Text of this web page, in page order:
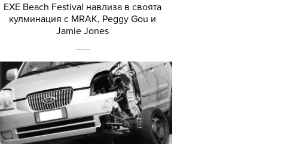
EXE Beach Festival навлиза в своята
кулминация с MRAK, Peggy Gou и
Jamie Jones